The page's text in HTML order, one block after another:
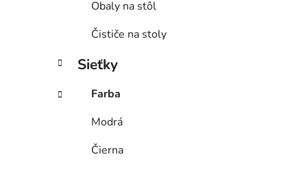
Obaly na stôl
Čističe na stoly
Sieťky
Farba
Modrá
Čierna